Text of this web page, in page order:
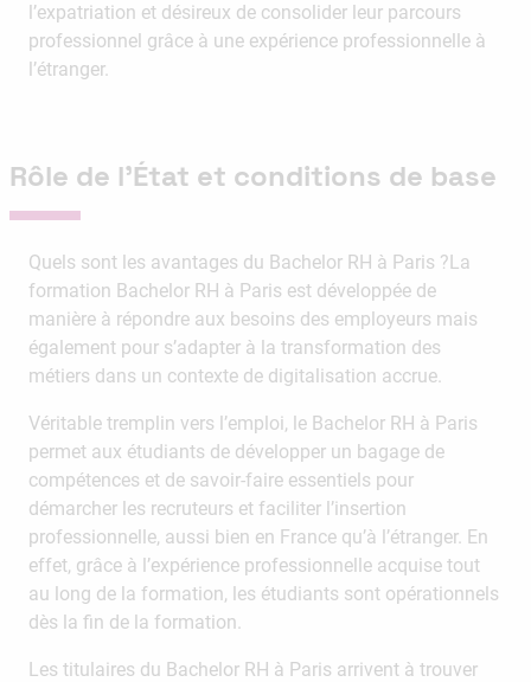
l’expatriation et désireux de consolider leur parcours
professionnel grâce à une expérience professionnelle à
l’étranger.
Rôle de l’État et conditions de base
Quels sont les avantages du Bachelor RH à Paris ?La
formation Bachelor RH à Paris est développée de
manière à répondre aux besoins des employeurs mais
également pour s’adapter à la transformation des
métiers dans un contexte de digitalisation accrue.
Véritable tremplin vers l’emploi, le Bachelor RH à Paris
permet aux étudiants de développer un bagage de
compétences et de savoir-faire essentiels pour
démarcher les recruteurs et faciliter l’insertion
professionnelle, aussi bien en France qu’à l’étranger. En
effet, grâce à l’expérience professionnelle acquise tout
au long de la formation, les étudiants sont opérationnels
dès la fin de la formation.
Les titulaires du Bachelor RH à Paris arrivent à trouver